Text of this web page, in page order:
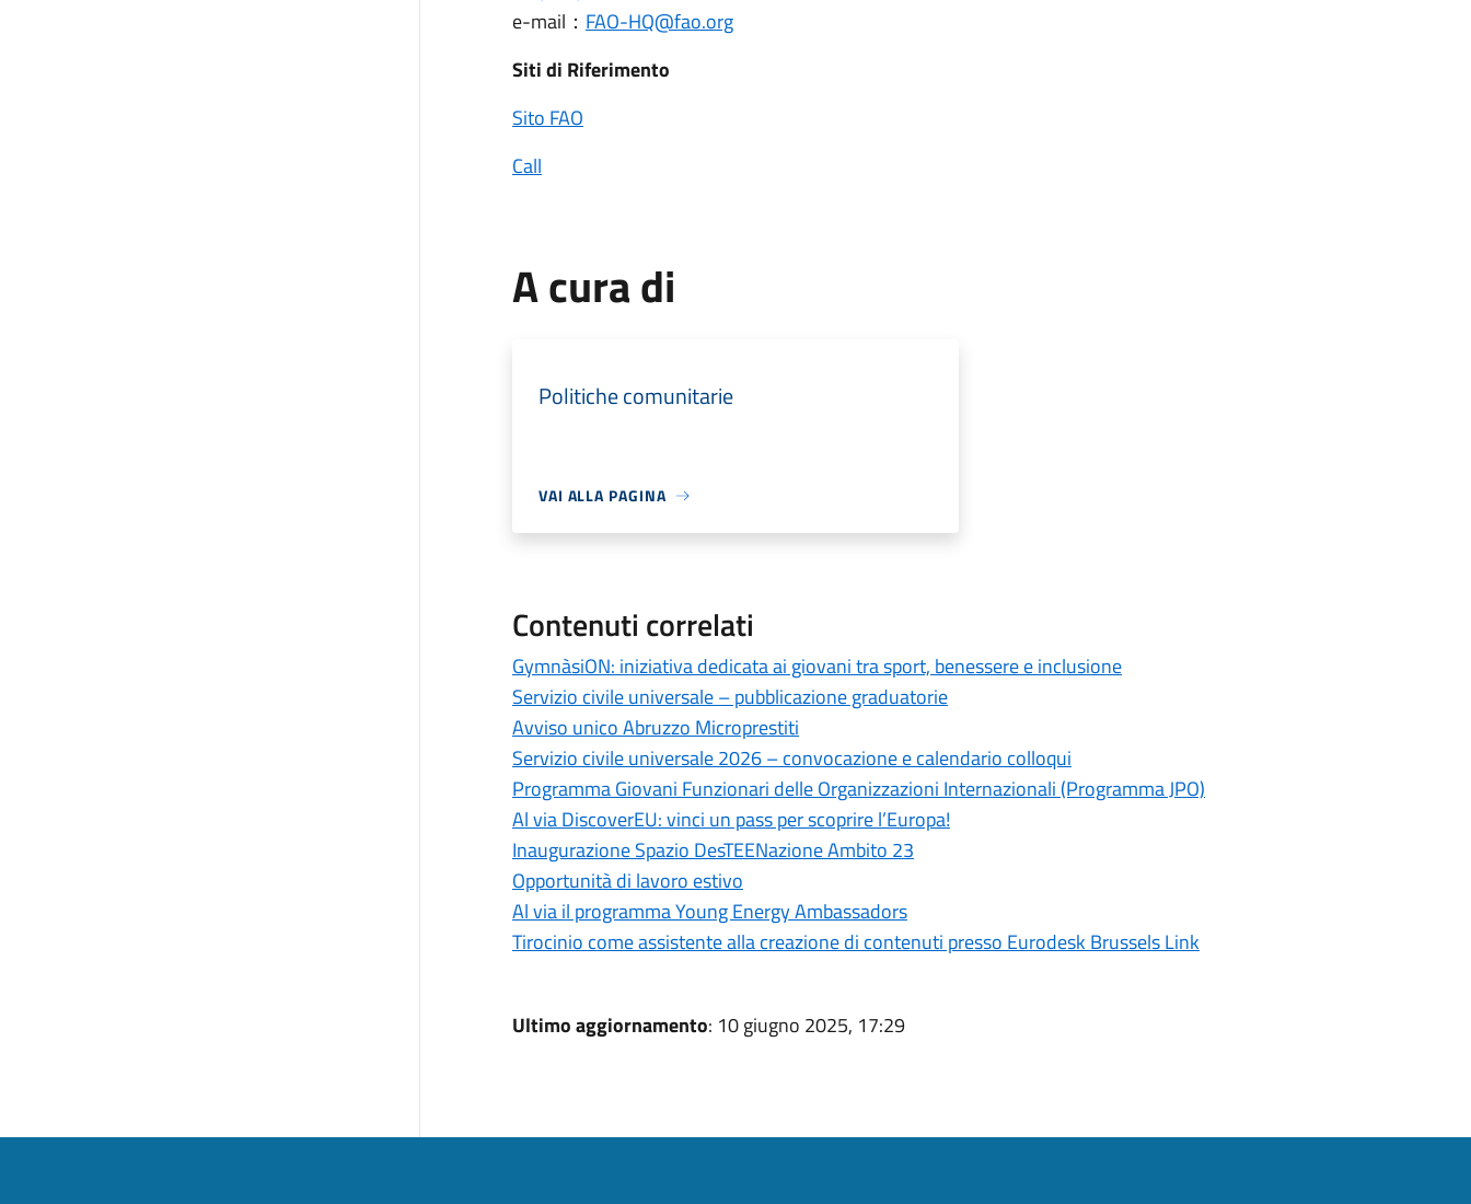
e-mail ： FAO-HQ@fao.org
Siti di Riferimento
Sito FAO
Call
A cura di
Politiche comunitarie
VAI ALLA PAGINA
Contenuti correlati
GymnàsiON: iniziativa dedicata ai giovani tra sport, benessere e inclusione
Servizio civile universale – pubblicazione graduatorie
Avviso unico Abruzzo Microprestiti
Servizio civile universale 2026 – convocazione e calendario colloqui
Programma Giovani Funzionari delle Organizzazioni Internazionali (Programma JPO)
Al via DiscoverEU: vinci un pass per scoprire l’Europa!
Inaugurazione Spazio DesTEENazione Ambito 23
Opportunità di lavoro estivo
Al via il programma Young Energy Ambassadors
Tirocinio come assistente alla creazione di contenuti presso Eurodesk Brussels Link
Ultimo aggiornamento: 10 giugno 2025, 17:29